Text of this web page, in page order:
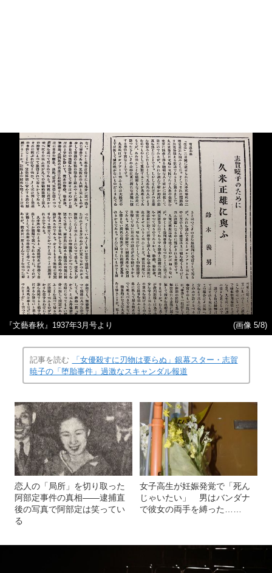
『文藝春秋』1937年3月号より (画像 5/8)
記事を読む
「女優殺すに刃物は要らぬ」銀幕スター・志賀
暁子の「堕胎事件」過激なスキャンダル報道
恋人の「局所」を切り取った
阿部定事件の真相――逮捕直
後の写真で阿部定は笑ってい
る
女子高生が妊娠発覚で「死ん
じゃいたい」 男はバンダナ
で彼女の両手を縛った……